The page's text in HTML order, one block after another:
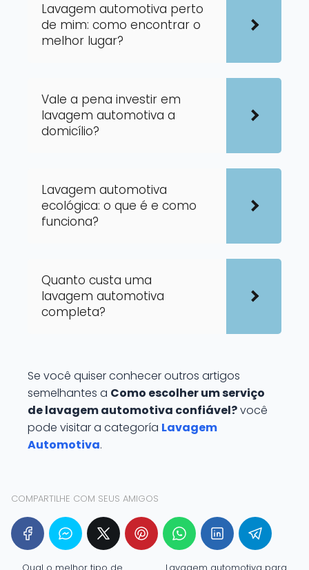
Lavagem automotiva perto
de mim: como encontrar o
melhor lugar?
Vale a pena investir em
lavagem automotiva a
domicílio?
Lavagem automotiva
ecológica: o que é e como
funciona?
Quanto custa uma
lavagem automotiva
completa?
Se você quiser conhecer outros artigos
semelhantes a Como escolher um serviço
de lavagem automotiva confiável?você
pode visitar a categoría Lavagem
Automotiva.
COMPARTILHE COM SEUS AMIGOS